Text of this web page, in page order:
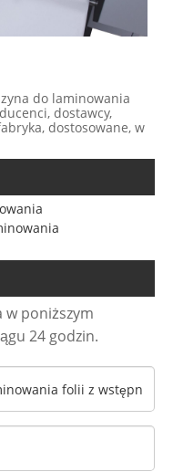
do laminowania
dostawcy,
dostosowane, w
w poniższym
24 godzin.